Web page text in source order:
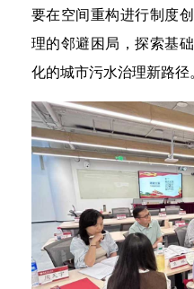
要在空间重构进行制度
理的邻避困局，探索基
化的城市污水治理新路径